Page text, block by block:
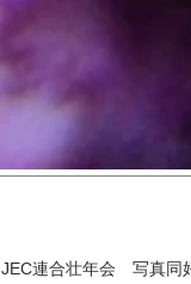
JEC​連合壮年会 写真同